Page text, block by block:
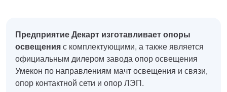
Предприятие Декарт изготавливает опоры
освещения с комплектующими, а также является
официальным дилером завода опор освещения
Умекон по направлениям мачт освещения и связи,
опор контактной сети и опор ЛЭП.